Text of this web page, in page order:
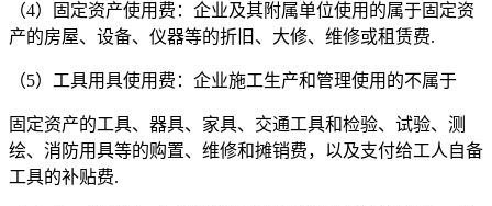
（4）固定资产使用费：企业及其附属单位使用的属于固定资
产的房屋、设备、仪器等的折旧、大修、维修或租赁费.
（5）工具用具使用费：企业施工生产和管理使用的不属于
固定资产的工具、器具、家具、交通工具和检验、试验、测
绘、消防用具等的购置、维修和摊销费，以及支付给工人自备
工具的补贴费.